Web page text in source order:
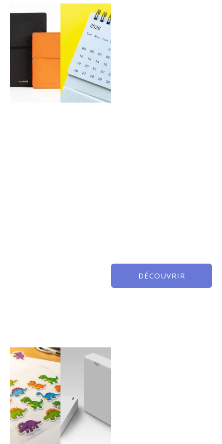
DÉCOUVRIR